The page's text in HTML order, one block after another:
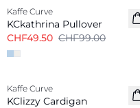
Kaffe Curve
KCkathrina Pullover
CHF49.50 CHF99.00
Kaffe Curve
KClizzy Cardigan